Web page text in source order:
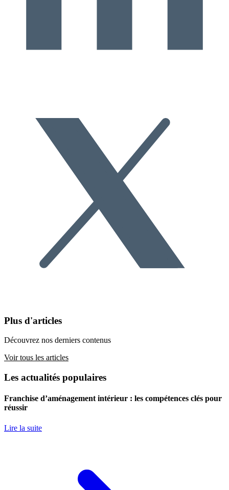
Plus d'articles
Découvrez nos derniers contenus
Voir tous les articles
Les actualités populaires
Franchise d’aménagement intérieur : les compétences clés pour
réussir
Lire la suite